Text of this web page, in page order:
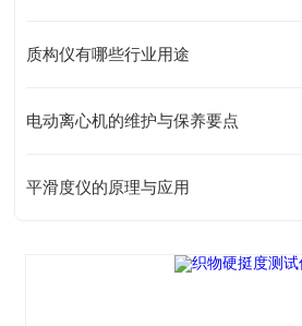
质构仪有哪些行业用途
电动离心机的维护与保养要点
平滑度仪的原理与应用